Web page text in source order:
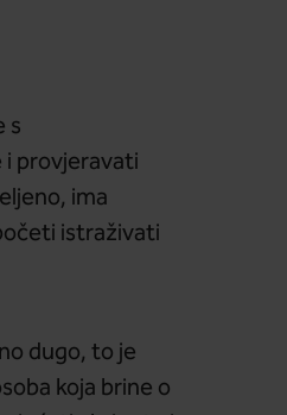
s
provjeravati
ima
istraživati
dugo, to je
koja brine o